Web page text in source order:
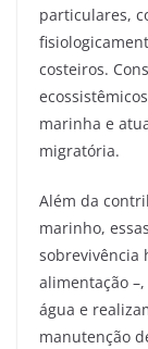
particulares,
costeiros.
marinha e
migratória.
Além da
marinho,
sobrevivência
alimentação
água e
manutenção